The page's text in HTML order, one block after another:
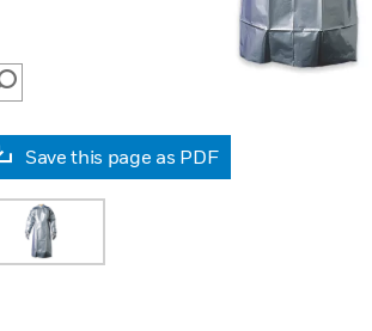
SEARCH
Save this page as PDF